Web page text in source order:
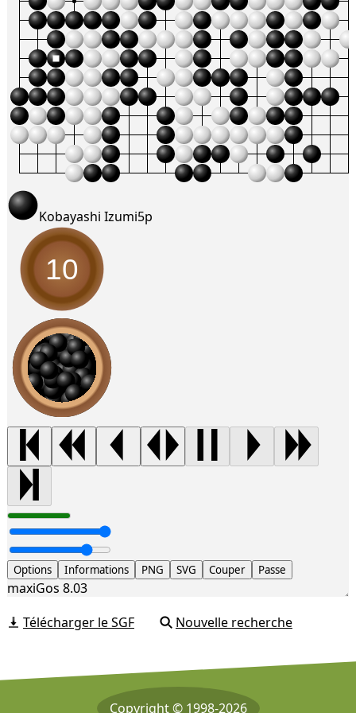
Kobayashi Izumi5p
10
Options Informations PNG SVG Couper Passe
maxiGos 8.03
Télécharger le SGF
Nouvelle recherche
Copyright © 1998-2026